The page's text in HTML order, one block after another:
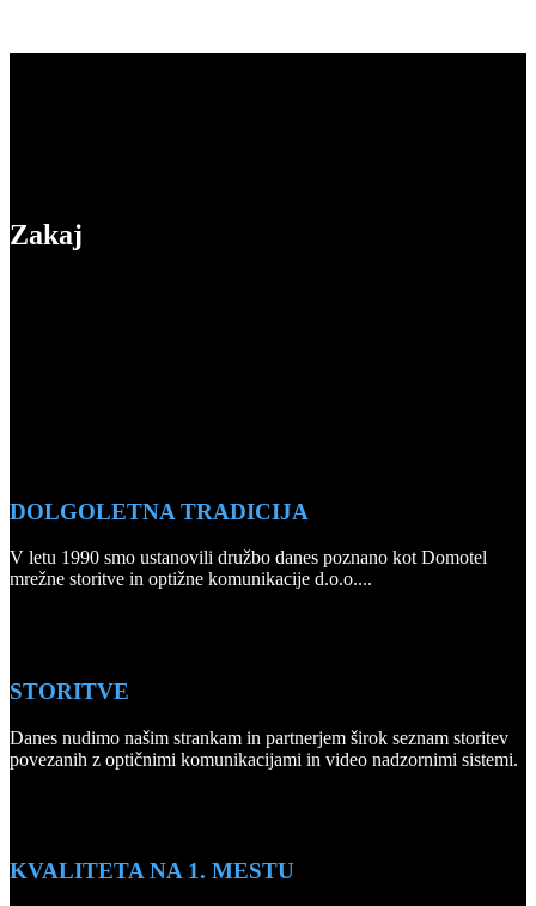
Zakaj
DOLGOLETNA TRADICIJA
V letu 1990 smo ustanovili družbo danes poznano kot Domotel
mrežne storitve in optižne komunikacije d.o.o....
STORITVE
Danes nudimo našim strankam in partnerjem širok seznam storitev
povezanih z optičnimi komunikacijami in video nadzornimi sistemi.
KVALITETA NA 1. MESTU